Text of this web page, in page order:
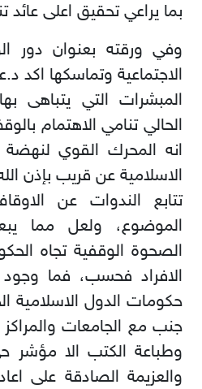
بما يراعي تحقيق اعلى
وفي ورقته بعنوان دور
الاجتماعية وتماسكها اكد
المبشرات التي يتباهى
الحالي تنامي الاهتمام
انه المحرك القوي لنهضة
الاسلامية عن قريب بإذن
تتابع الندوات عن
الموضوع، ولعل مما
الصحوة الوقفية تجاه
الافراد فحسب، فما
حكومات الدول الاسلامية
جنب مع الجامعات والمراكز
وطباعة الكتب الا مؤشر
والعزيمة الصادقة على